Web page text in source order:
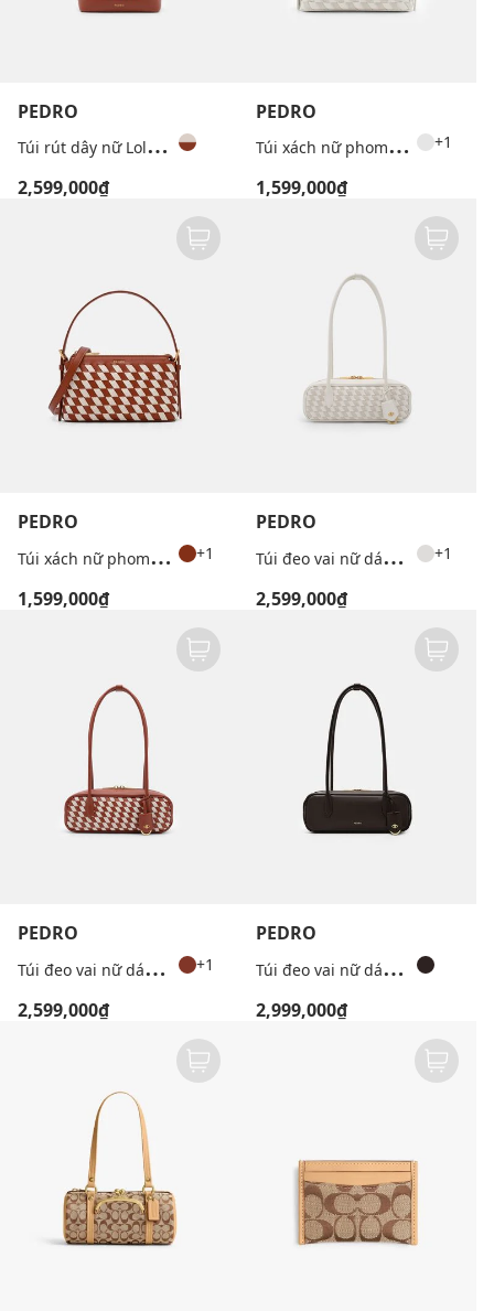
PEDRO
T
úi rút dây nữ Loli Woven
2,599,000₫
PEDRO
T
úi xách nữ phom chữ nhật Woven Gallery Pouch +1
1,599,000₫
PEDRO
T
úi xách nữ phom chữ nhật Woven Gallery Pouch +1
1,599,000₫
PEDRO
T
úi đeo vai nữ dáng dài Caddie Woven +1
2,599,000₫
PEDRO
T
úi đeo vai nữ dáng dài Caddie Woven +1
2,599,000₫
PEDRO
T
úi đeo vai nữ dáng dài Caddie Woven
2,999,000₫